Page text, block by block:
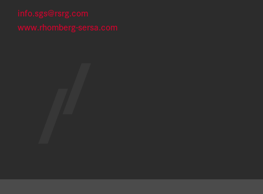
info.sgs@rsrg.com
www.rhomberg-sersa.com